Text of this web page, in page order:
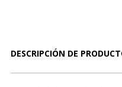
DESCRIPCIÓN DE